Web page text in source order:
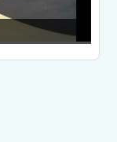
カラオケ最